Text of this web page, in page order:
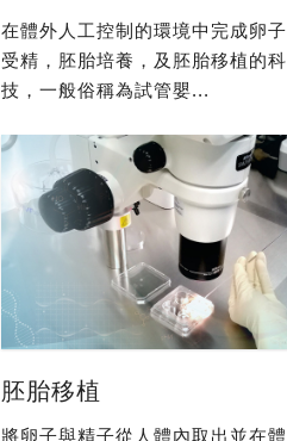
在體外人工控制的環境中完成卵子
受精，胚胎培養，及胚胎移植的科
技，一般俗稱為試管嬰...
胚胎移植
將卵子與精子從人體內取出並在體